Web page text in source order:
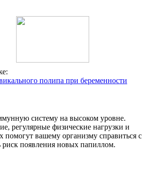
полипа при беременности
систему на высоком уровне.
регулярные физические нагрузки и
помогут вашему организму справиться с
риск появления новых папиллом.